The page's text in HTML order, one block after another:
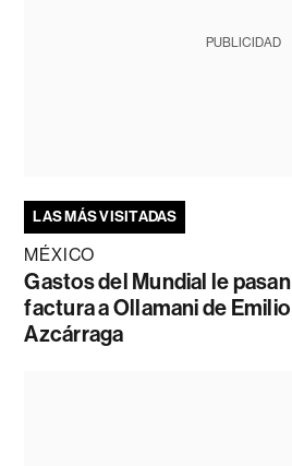
PUBLICIDAD
LAS MÁS VISITADAS
MÉXICO
Gastos del Mundial le pasan
factura a Ollamani de Emilio
Azcárraga